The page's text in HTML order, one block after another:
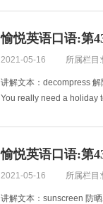
We like to shoot the
愉悦英语口语:第
2021-05-16 所属栏目:
讲解文本：decompress
You really need a holiday
I like playing football.
愉悦英语口语:第
2021-05-16 所属栏目:
讲解文本：sunscreen 防